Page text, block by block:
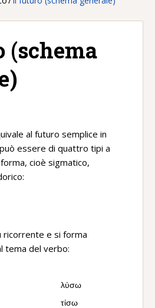
al futuro semplice in
essere di quattro tipi a
cioè sigmatico,
ricorrente e si forma
tema del verbo:
λύσω
τίσω